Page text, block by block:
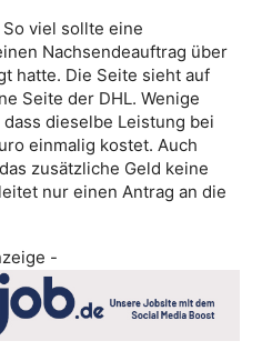
So viel sollte eine
Nachsendeauftrag über
hatte. Die Seite sieht auf
Seite der DHL. Wenige
dieselbe Leistung bei
einmalig kostet. Auch
zusätzliche Geld keine
nur einen Antrag an die
-